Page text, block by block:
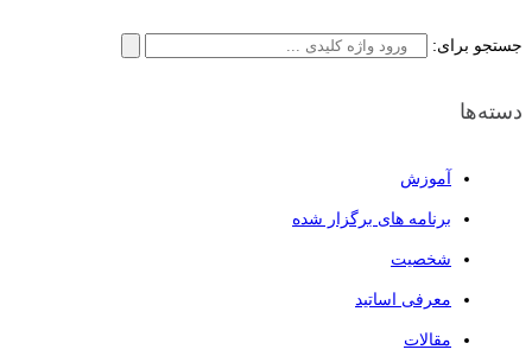
جستجو برای:
دسته‌ها
آموزش
برنامه های برگزار شده
شخصیت
معرفی اساتید
مقالات